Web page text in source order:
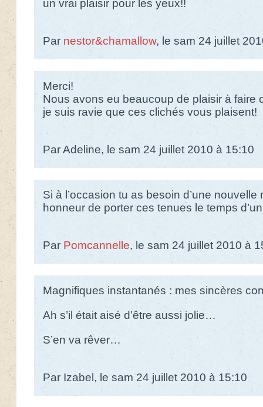
un vrai plaisir pour les yeux!!
Par nestor&chamallow, le sam 24 juillet
Merci!
Nous avons eu beaucoup de plaisir à faire
je suis ravie que ces clichés vous plaisent!
Par Adeline, le sam 24 juillet 2010 à 15:10
Si à l’occasion tu as besoin d’une
honneur de porter ces tenues le temps
Par Pomcannelle, le sam 24 juillet 2010 à
Magnifiques instantanés : mes sincères
Ah s’il était aisé d’être aussi jolie…
S’en va rêver…
Par Izabel, le sam 24 juillet 2010 à 15:10